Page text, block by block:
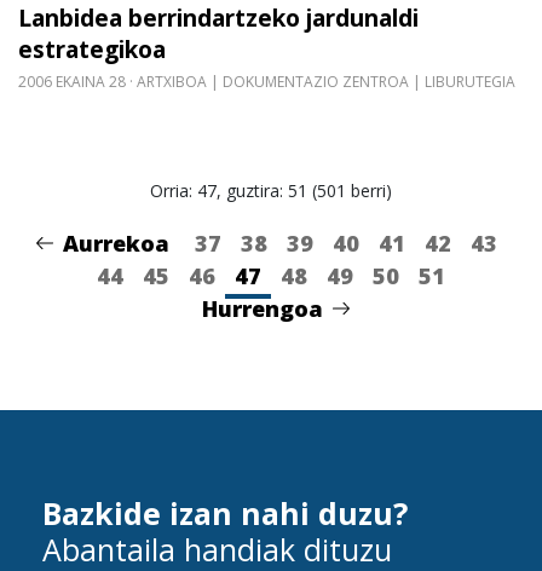
Lanbidea berrindartzeko jardunaldi
estrategikoa
2006 EKAINA 28 ARTXIBOA | DOKUMENTAZIO ZENTROA | LIBURUTEGIA
Orria: 47, guztira: 51 (501 berri)
Aurrekoa 37 38 39 40 41 42
43
44
45 46 47 48 49 50
51
Hurrengoa
Bazkide izan nahi duzu?
Abantaila handiak dituzu